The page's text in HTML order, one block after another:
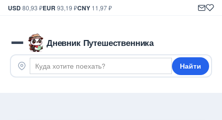
USD80,93 ₽EUR 93,19 ₽CNY 11,97 ₽
Дневник Путешественника
Найти